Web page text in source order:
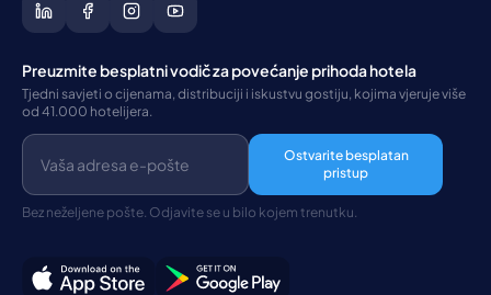
Preuzmite besplatni vodič za povećanje prihoda hotela
Tjedni savjeti o cijenama, distribuciji i iskustvu gostiju, kojima vjeruje više
od 41.000 hotelijera.
Ostvarite besplatan
pristup
Bez neželjene pošte. Odjavite se u bilo kojem trenutku.